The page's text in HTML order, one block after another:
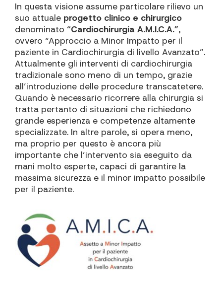
In questa visione assume particolare rilievo un
suo attuale progetto clinico e chirurgico
denominato “Cardiochirurgia A.M.I.C.A.”,
ovvero “Approccio a Minor Impatto per il
paziente in Cardiochirurgia di livello Avanzato”.
Attualmente gli interventi di cardiochirurgia
tradizionale sono meno di un tempo, grazie
all’introduzione delle procedure transcatetere.
Quando è necessario ricorrere alla chirurgia si
tratta pertanto di situazioni che richiedono
grande esperienza e competenze altamente
specializzate. In altre parole, si opera meno,
ma proprio per questo è ancora più
importante che l’intervento sia eseguito da
mani molto esperte, capaci di garantire la
massima sicurezza e il minor impatto possibile
per il paziente.